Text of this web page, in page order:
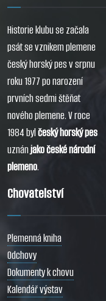
Historie klubu se začala
psát se vznikem plemene
český horský pes v srpnu
roku 1977 po narození
prvních sedmi štěňat
nového plemene. V roce
1984 bylčeský horský pes
uznánjako české národní
plemeno.
Chovatelství
Plemenná kniha
Odchovy
Dokumenty k chovu
Kalendář výstav